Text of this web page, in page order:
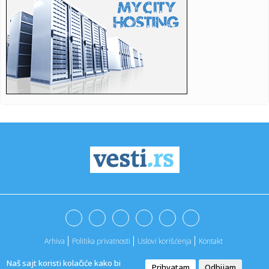
Naš sajt koristi kolačiće kako bi
14:22:Vozač saniteta Mario Ilić nastavlja oporavak u Vranju
14:21:VELIKO IZNENAĐENJE: Vratio se Donatas Motiejunas!
14:21:Cene goriva u Srbiji, 7. avgust 2026.
Део Телепа без воде до 15 часова
Filip Kostić potpisao ugovor sa PSV-om
14:16:"Pijetlovi" ostaju bez kapitena?
Arhiva Politika privatnosti Uslovi korišćenja Kontakt